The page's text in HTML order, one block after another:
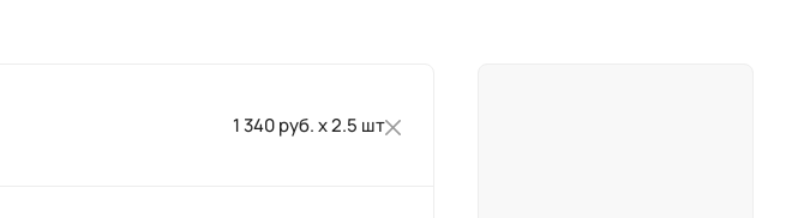
1 340 руб. x 2.5 шт